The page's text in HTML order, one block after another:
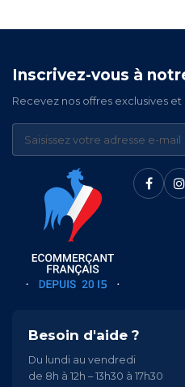
Inscrivez-vous à
Recevez nos offres exclusives
Besoin d'aide ?
Du lundi au vendredi
de 8h à 12h – 13h30 à 17h30